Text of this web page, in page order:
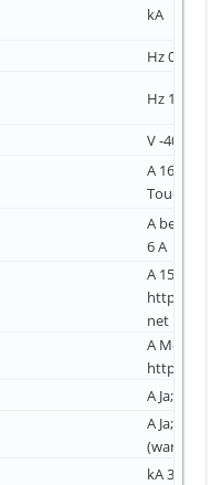
kA
Hz 0,9 ...
Hz 1,4 ...
V -40 ...
A 16
A
6 A
A 150 A
https://
net
A Mobile,
https://
A Ja;
A Ja;
kA 3,3 A